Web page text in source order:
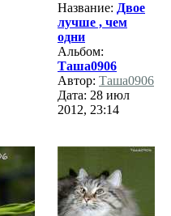
Название: Двое
лучше , чем
одни
Альбом:
Таша0906
Автор: Таша0906
Дата: 28 июл
2012, 23:14